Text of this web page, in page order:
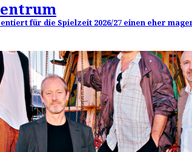
für die Spielzeit 2026/27 einen eher